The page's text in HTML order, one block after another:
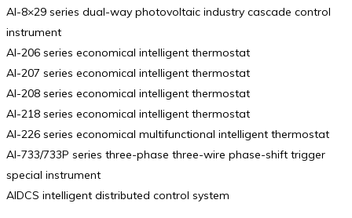
AI-8×29 series dual-way photovoltaic industry cascade control
instrument
AI-206 series economical intelligent thermostat
AI-207 series economical intelligent thermostat
AI-208 series economical intelligent thermostat
AI-218 series economical intelligent thermostat
AI-226 series economical multifunctional intelligent thermostat
AI-733/733P series three-phase three-wire phase-shift trigger
special instrument
AIDCS intelligent distributed control system